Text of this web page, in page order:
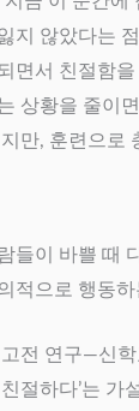
지 않았다는
면서 친절함
상황을 줄이
만, 훈련으로
들이 바쁠 때
적으로 행동
전 연구—신
절하다’는 가